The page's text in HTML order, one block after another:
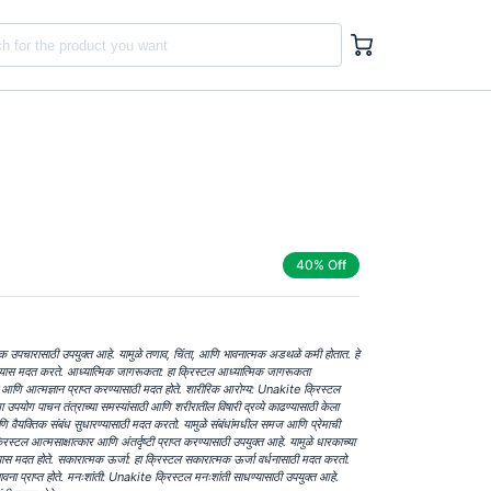
40% Off
उपचारासाठी उपयुक्त आहे. यामुळे तणाव, चिंता, आणि भावनात्मक अडथळे कमी होतात. हे
मदत करते. आध्यात्मिक जागरूकता: हा क्रिस्टल आध्यात्मिक जागरूकता
आत्मज्ञान प्राप्त करण्यासाठी मदत होते. शारीरिक आरोग्य: Unakite क्रिस्टल
पाचन तंत्राच्या समस्यांसाठी आणि शरीरातील विषारी द्रव्ये काढण्यासाठी केला
वैयक्तिक संबंध सुधारण्यासाठी मदत करतो. यामुळे संबंधांमधील समज आणि प्रेमाची
आत्मसाक्षात्कार आणि अंतर्दृष्टी प्राप्त करण्यासाठी उपयुक्त आहे. यामुळे धारकाच्या
मदत होते. सकारात्मक ऊर्जा: हा क्रिस्टल सकारात्मक ऊर्जा वर्धनासाठी मदत करतो.
प्राप्त होते. मनःशांती: Unakite क्रिस्टल मनःशांती साधण्यासाठी उपयुक्त आहे.